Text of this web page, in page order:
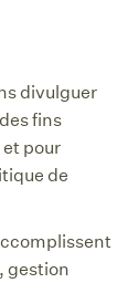
divulguer
fins
pour
de
gestion